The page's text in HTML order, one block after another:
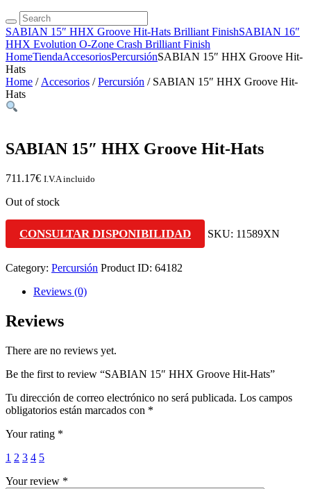
SABIAN 15″ HHX Groove Hit-Hats Brilliant FinishSABIAN 16″
HHX Evolution O-Zone Crash Brilliant Finish
HomeTiendaAccesoriosPercursiónSABIAN 15″ HHX Groove Hit-
Hats
Home / Accesorios /Percursión / SABIAN 15″ HHX Groove Hit-
Hats
SABIAN 15″ HHX Groove Hit-Hats
711.17€ I.V.A incluido
Out of stock
CONSULTAR DISPONIBILIDAD SKU: 11589XN
Category: Percursión Product ID: 64182
Reviews (0)
Reviews
There are no reviews yet.
Be the first to review “SABIAN 15″ HHX Groove Hit-Hats”
Tu dirección de correo electrónico no será publicada. Los campos
obligatorios están marcados con *
Your rating *
1 2 3 4 5
Your review *